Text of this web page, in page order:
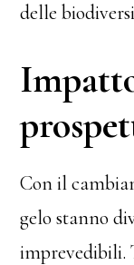
delle
Con il
gelo stanno
imprevedibili.